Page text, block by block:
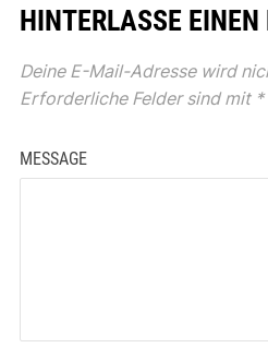
HINTERLASSE
Deine E-Mail-Adresse wird
Erforderliche Felder sind mit *
MESSAGE